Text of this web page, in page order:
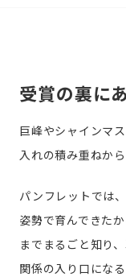
受賞の裏に
巨峰やシャインマ
入れの積み重ねから
パンフレットでは
姿勢で育んできた
までまるごと知り
関係の入り口にな